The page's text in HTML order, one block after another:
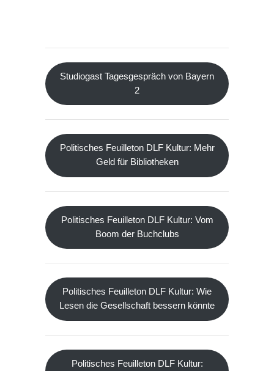
Studiogast Tagesgespräch von Bayern
2
Politisches Feuilleton DLF Kultur: Mehr
Geld für Bibliotheken
Politisches Feuilleton DLF Kultur: Vom
Boom der Buchclubs
Politisches Feuilleton DLF Kultur: Wie
Lesen die Gesellschaft bessern könnte
Politisches Feuilleton DLF Kultur: